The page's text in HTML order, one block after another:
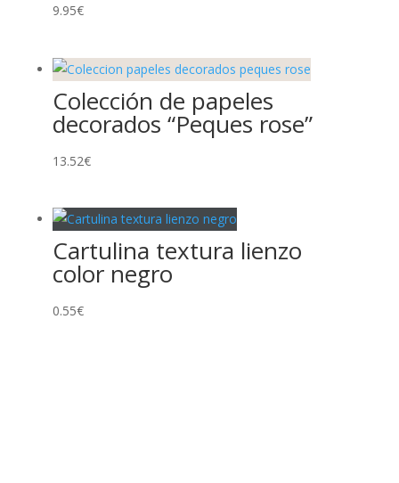
9.95€
Colección de papeles
decorados “Peques rose”
13.52€
Cartulina textura lienzo
color negro
0.55€